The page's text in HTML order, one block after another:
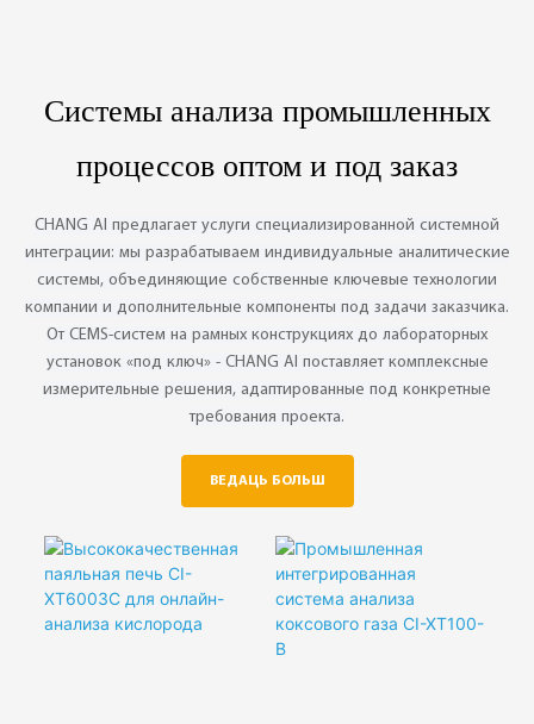
адчувальнасць
стабільнасць
прынцыпу
тэмпературы і ціску
◎ Інтэграванае
вымярэнне
тэмпературы
Системы анализа промышленных
процессов оптом и под заказ
CHANG AI предлагает услуги специализированной системной
интеграции: мы разрабатываем индивидуальные аналитические
системы, объединяющие собственные ключевые технологии
компании и дополнительные компоненты под задачи заказчика.
От CEMS-систем на рамных конструкциях до лабораторных
установок «под ключ» - CHANG AI поставляет комплексные
измерительные решения, адаптированные под конкретные
требования проекта.
ВЕДАЦЬ БОЛЬШ